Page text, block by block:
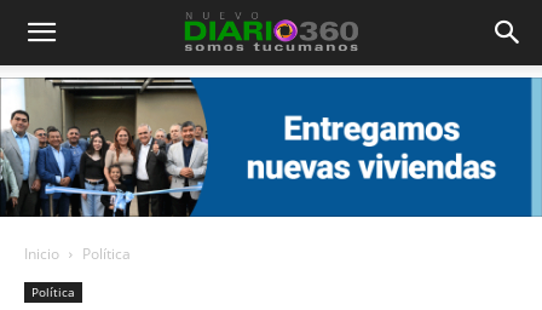
Diario
360
Inicio Política
Política